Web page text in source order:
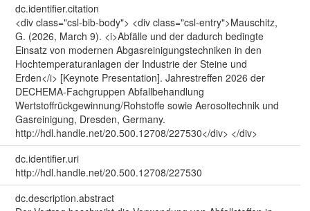
dc.identifier.citation
<div class="csl-bib-body"> <div class="csl-entry">Mauschitz,
G. (2026, March 9). <i>Abfälle und der dadurch bedingte
Einsatz von modernen Abgasreinigungstechniken in den
Hochtemperaturanlagen der Industrie der Steine und
Erden</i> [Keynote Presentation]. Jahrestreffen 2026 der
DECHEMA-Fachgruppen Abfallbehandlung
Wertstoffrückgewinnung/Rohstoffe sowie Aerosoltechnik und
Gasreinigung, Dresden, Germany.
http://hdl.handle.net/20.500.12708/227530</div> </div>
dc.identifier.uri
http://hdl.handle.net/20.500.12708/227530
dc.description.abstract